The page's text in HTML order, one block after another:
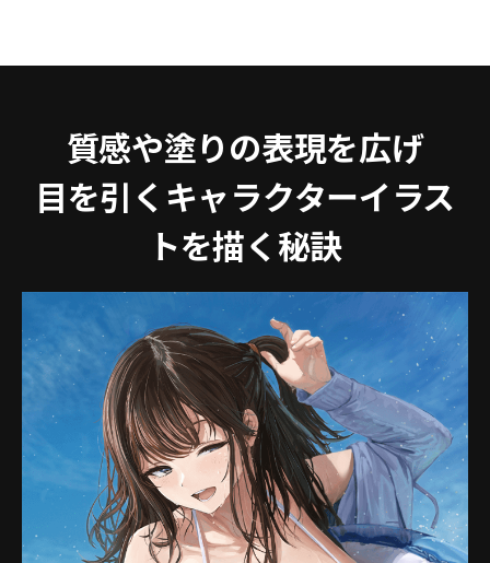
質感や塗りの表現を広げ
目を引くキャラクターイラス
トを描く秘訣